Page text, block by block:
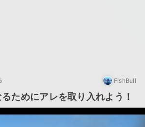
FishBull
ためにアレを取り入れよう！